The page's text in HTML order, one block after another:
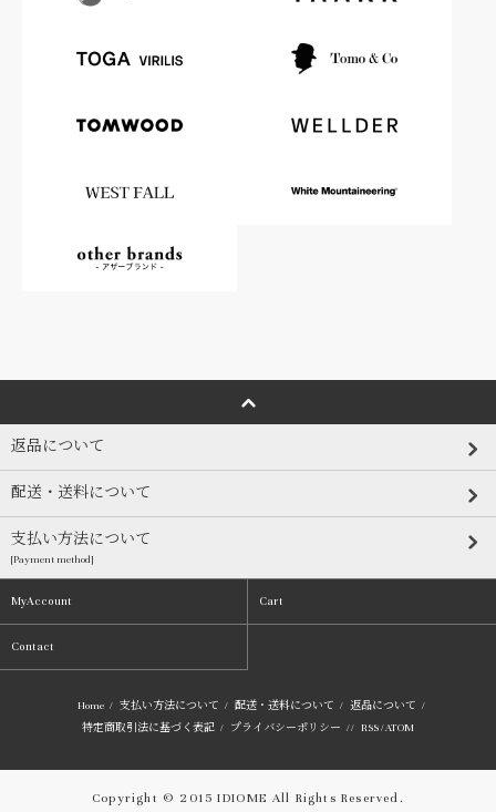
返品について
配送・送料について
支払い方法について
[Payment method]
MyAccount Cart
Contact
Home / 支払い方法について / 配送・送料について / 返品について /
特定商取引法に基づく表記 / プライバシーポリシー / / RSS/ATOM
Copyright © 2015 IDIOME All Rights Reserved.